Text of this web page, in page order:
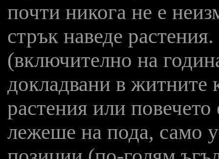
почти никога не е
стрък наведе
(включително на
докладвани в житните
растения или
лежеше на пода, само